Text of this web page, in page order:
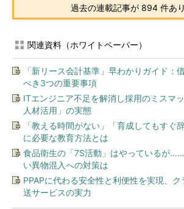
過去の連載記事が 894 件あ
関連資料（ホワイトペーパー）
「新リース会計基準」早わかりガイド：
べき3つの重要事項
ITエンジニア不足を解消し採用のミスマ
人材活用」の実態
「教える時間がない」「育成してもす
に必要な教育方法とは
食品衛生の「7S活動」はやっているが
い異物混入への対策は
PPAPに代わる安全性と利便性を実現、
送サービスの実力